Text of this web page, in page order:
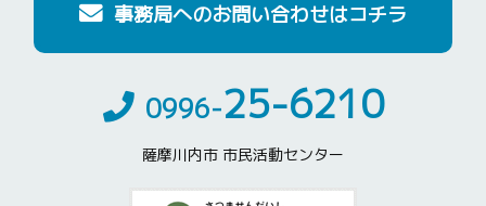
事務局へのお問い合わせはコチラ
0996-25-6210
薩摩川内市 市民活動センター